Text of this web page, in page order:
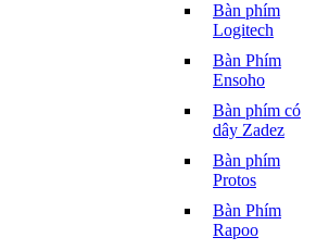
Bàn phím
Logitech
Bàn Phím
Ensoho
Bàn phím có
dây Zadez
Bàn phím
Protos
Bàn Phím
Rapoo